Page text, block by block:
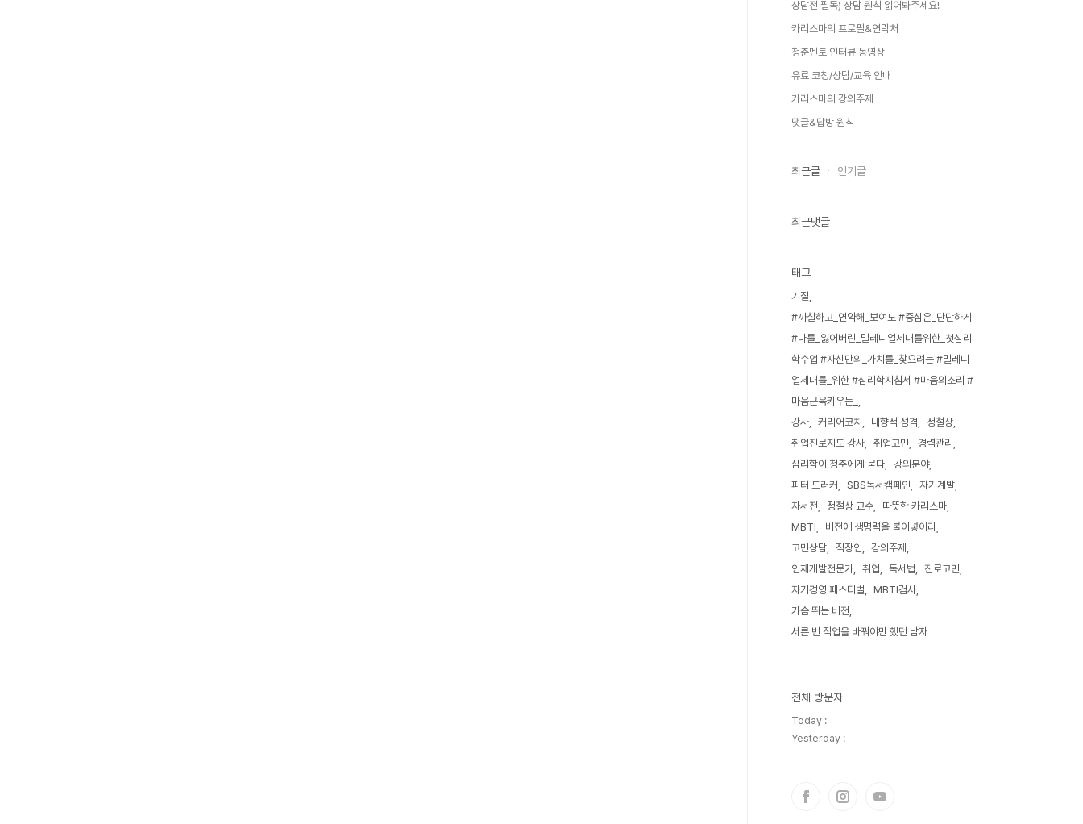
상담전 필독) 상담 원칙 읽어봐주세요!
카리스마의 프로필&연락처
청춘멘토 인터뷰 동영상
유료 코칭/상담/교육 안내
카리스마의 강의주제
댓글&답방 원칙
최근글 인기글
최근댓글
태그
기질
#까칠하고_연약해_보여도 #중심은_단단하게
#나를_잃어버린_밀레니얼세대를위한_첫심리
학수업 #자신만의_가치를_찾으려는 #밀레니
얼세대를_위한 #심리학지침서 #마음의소리 #
마음근육키우는_
강사
커리어코치 내향적 성격
정철상
취업진로지도 강사
취업고민
경력관리
심리학이 청춘에게 묻다
강의분야
피터 드러커
SBS독서캠페인
자기계발
자서전
정철상 교수
따뜻한 카리스마
MBTI
비전에 생명력을 불어넣어라
고민상담
직장인
강의주제
인재개발전문가
취업 독서법
진로고민
자기경영 페스티벌
MBTI검사
가슴 뛰는 비전
서른 번 직업을 바꿔야만 했던 남자
전체 방문자
Today :
Yesterday :